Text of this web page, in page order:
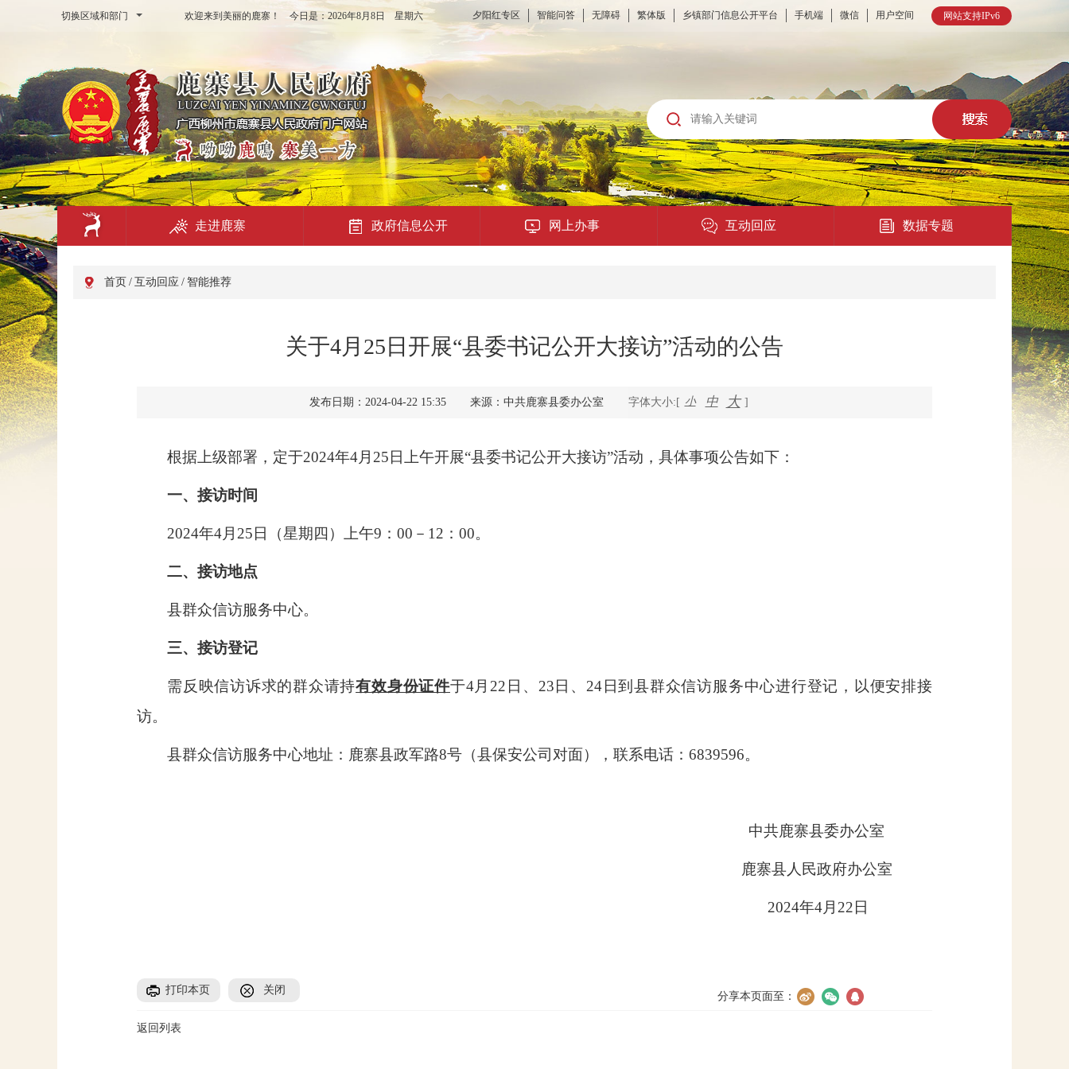
切换区域和部门 网站支持IPv6
夕阳红专区 智能问答 无障碍 繁体版 乡镇部门信息公开平台 手机端 微信 用户空间
欢迎来到美丽的鹿寨！ 今日是： 2026年8月8日 星期六
走进鹿寨 政府信息公开 网上办事
便民提示
利企查询
互动回应
在线访谈
数据专题
首页 / 互动回应 / 智能推荐
关于4月25日开展“县委书记公开大接访”活动的公告
发布日期：2024-04-22 15:35 来源：中共鹿寨县委办公室 字体大小:[ 小 中 大 ]
根据上级部署，定于2024年4月 25 日上午开展“县委书记公开大接访”活动，具体事项公告如下：
一、接访时间
2024年4月 25 日（星期四）上午9：00 － 12：00。
二、接访地点
县群众信访服务中心。
三、接访登记
需反映信访诉求的群众请持有效身份证件于4月 22 日、 23 日、 24日到县群众信访服务中心进行登记，以便安排接
访。
县群众信访服务中心地址：鹿寨县政军路8号（县保安公司对面），联系电话： 6839596。
中共鹿寨县委办公室
鹿寨县人民政府办公室
2024年4月 22 日
打印本页 关闭
分享本页面至：
返回列表